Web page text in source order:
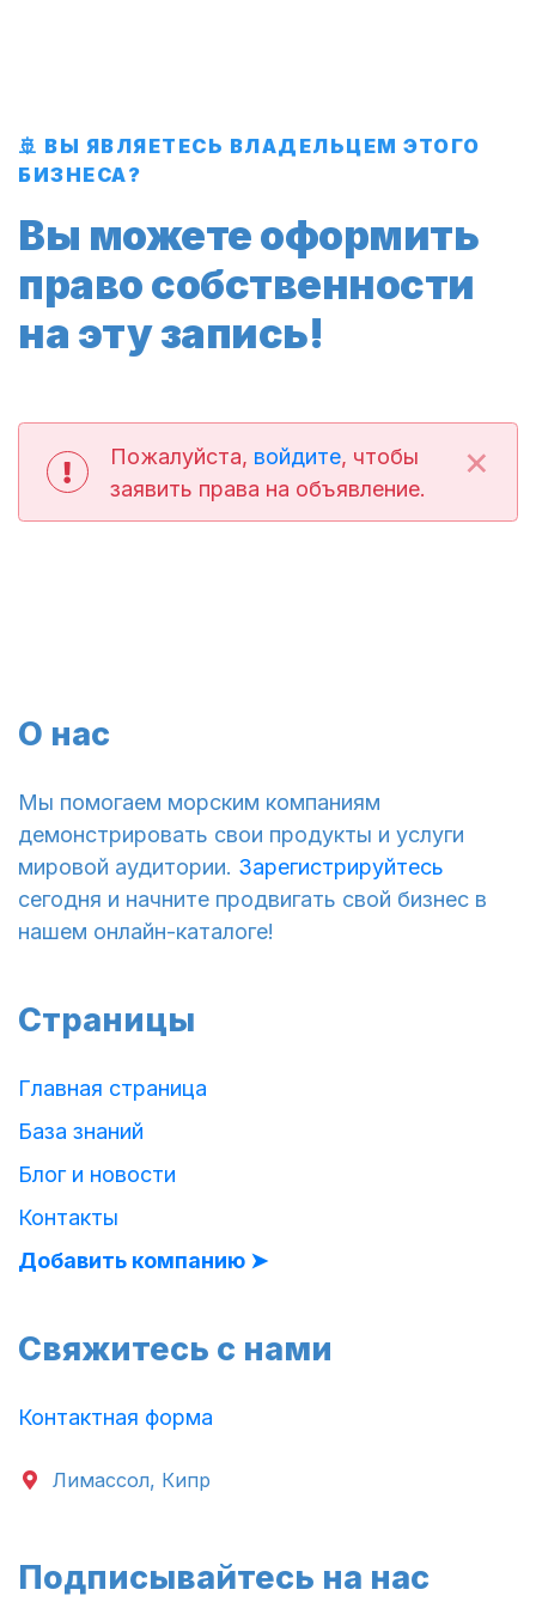
🚢 ВЫ ЯВЛЯЕТЕСЬ ВЛАДЕЛЬЦЕМ ЭТОГО
БИЗНЕСА?
Вы можете оформить
право собственности
на эту запись!
Пожалуйста, войдите, чтобы
заявить права на объявление.
×
О нас
Мы помогаем морским компаниям
демонстрировать свои продукты и услуги
мировой аудитории. Зарегистрируйтесь
сегодня и начните продвигать свой бизнес в
нашем онлайн-каталоге!
Страницы
Главная страница
База знаний
Блог и новости
Контакты
Добавить компанию ➤
Свяжитесь с нами
Контактная форма
Лимассол, Кипр
Подписывайтесь на нас